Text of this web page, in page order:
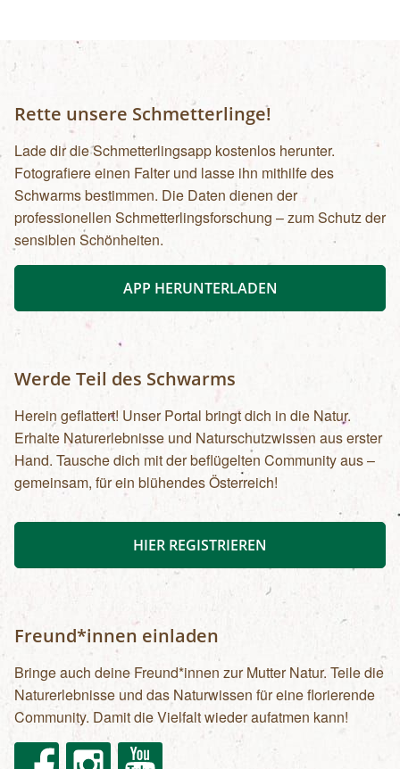
Rette unsere Schmetterlinge!
Lade dir die Schmetterlingsapp kostenlos herunter.
Fotografiere einen Falter und lasse ihn mithilfe des
Schwarms bestimmen. Die Daten dienen der
professionellen Schmetterlingsforschung – zum Schutz der
sensiblen Schönheiten.
APP HERUNTERLADEN
Werde Teil des Schwarms
Herein geflattert! Unser Portal bringt dich in die Natur.
Erhalte Naturerlebnisse und Naturschutzwissen aus erster
Hand. Tausche dich mit der beflügelten Community aus –
gemeinsam, für ein blühendes Österreich!
HIER REGISTRIEREN
Freund*innen einladen
Bringe auch deine Freund*innen zur Mutter Natur. Teile die
Naturerlebnisse und das Naturwissen für eine florierende
Community. Damit die Vielfalt wieder aufatmen kann!
FacebookInstagram Youtube